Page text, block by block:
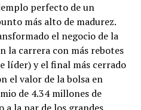
perfecto de un
más alto de madurez.
el negocio de la
la carrera con más rebotes
líder) y el final más cerrado
el valor de la bolsa en
de 4.34 millones de